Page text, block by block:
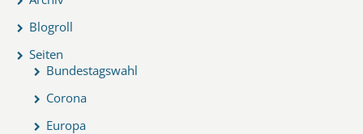
Blogroll
Seiten
Bundestagswahl
Corona
Europa